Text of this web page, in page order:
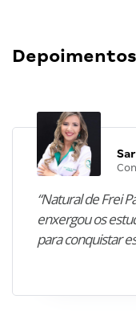
“Natural de Frei
enxergou os
para conquistar